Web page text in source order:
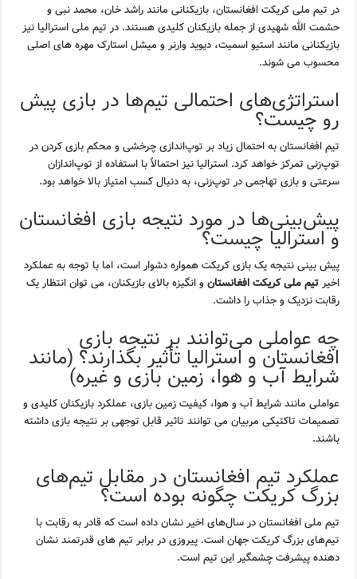
در تیم ملی کریکت افغانستان، بازیکنانی مانند راشد خان، محمد نبی و
حشمت الله شهیدی از جمله بازیکنان کلیدی هستند. در تیم ملی استرالیا نیز
بازیکنانی مانند استیو اسمیت، دیوید وارنر و میشل استارک مهره های اصلی
محسوب می شوند.
استراتژی‌های احتمالی تیم‌ها در بازی پیش
رو چیست؟
تیم افغانستان به احتمال زیاد بر توپ‌اندازی چرخشی و محکم بازی کردن در
توپ‌زنی تمرکز خواهد کرد. استرالیا نیز احتمالاً با استفاده از توپ‌اندازان
سرعتی و بازی تهاجمی در توپ‌زنی، به دنبال کسب امتیاز بالا خواهد بود.
پیش‌بینی‌ها در مورد نتیجه بازی افغانستان
و استرالیا چیست؟
پیش بینی نتیجه یک بازی کریکت همواره دشوار است، اما با توجه به عملکرد
اخیرتیم ملی کریکت افغانستانو انگیزه بالای بازیکنان، می توان انتظار یک
رقابت نزدیک و جذاب را داشت.
چه عواملی می‌توانند بر نتیجه بازی
افغانستان و استرالیا تأثیر بگذارند؟ (مانند
شرایط آب و هوا، زمین بازی و غیره)
عواملی مانند شرایط آب و هوا، کیفیت زمین بازی، عملکرد بازیکنان کلیدی و
تصمیمات تاکتیکی مربیان می توانند تاثیر قابل توجهی بر نتیجه بازی داشته
باشند.
عملکرد تیم افغانستان در مقابل تیم‌های
بزرگ کریکت چگونه بوده است؟
تیم ملی افغانستان در سال‌های اخیر نشان داده است که قادر به رقابت با
تیم‌های بزرگ کریکت جهان است. پیروزی در برابر تیم های قدرتمند نشان
دهنده پیشرفت چشمگیر این تیم است.